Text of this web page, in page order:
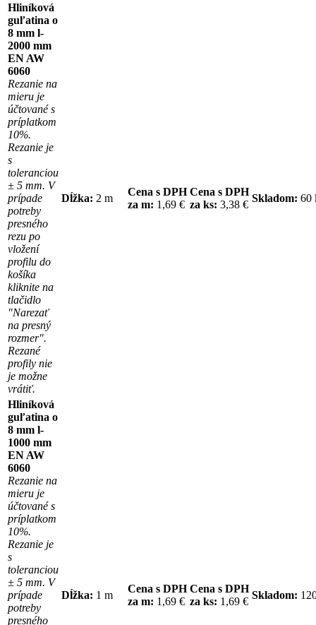
Hliníková
guľatina o
8 mm l-
2000 mm
EN AW
6060
Rezanie na
mieru je
účtované s
príplatkom
10%.
Rezanie je
s
toleranciou
± 5 mm. V
prípade
potreby
presného
rezu po
vložení
profilu do
košíka
kliknite na
tlačidlo
"Narezať
na presný
rozmer".
Rezané
profily nie
je možne
vrátiť.
Dĺžka: 2 m
Cena s DPH
za m: 1,69 €
Cena s DPH
za ks: 3,38 €
Skladom: 60
Hliníková
guľatina o
8 mm l-
1000 mm
EN AW
6060
Rezanie na
mieru je
účtované s
príplatkom
10%.
Rezanie je
s
toleranciou
± 5 mm. V
prípade
potreby
presného
Dĺžka: 1 m
Cena s DPH
za m: 1,69 €
Cena s DPH
za ks: 1,69 €
Skladom: